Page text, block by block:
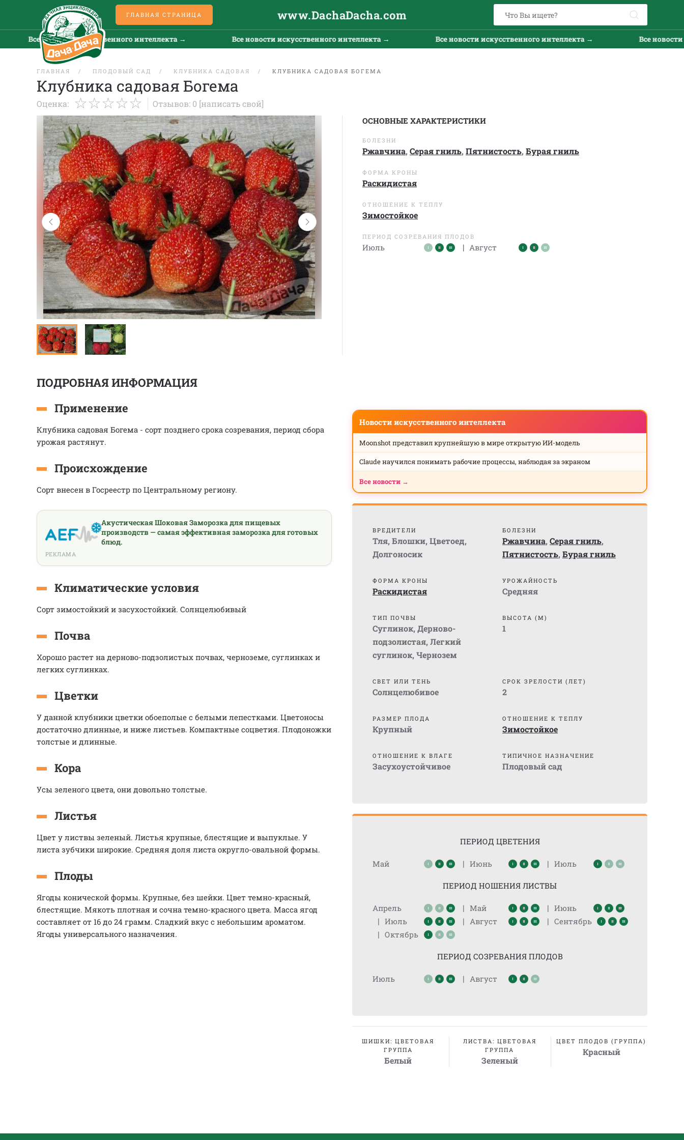
ГЛАВНАЯ СТРАНИЦА www.DachaDacha.com
Все новости искусственного интеллекта → Все новости искусственного интеллекта → Все новости искусственного интеллекта → Все новости
ГЛАВНАЯ ПЛОДОВЫЙ САД КЛУБНИКА САДОВАЯ КЛУБНИКА САДОВАЯ БОГЕМА
Клубника садовая Богема
Оценка: Отзывов: 0 [написать свой]
ОСНОВНЫЕ ХАРАКТЕРИСТИКИ
БОЛЕЗНИ
Ржавчина, Серая гниль, Пятнистость, Бурая гниль
ФОРМА КРОНЫ
Раскидистая
ОТНОШЕНИЕ К ТЕПЛУ
Зимостойкое
ПЕРИОД СОЗРЕВАНИЯ ПЛОДОВ
Июль | Август
ПОДРОБНАЯ ИНФОРМАЦИЯ
Применение
Клубника садовая Богема - сорт позднего срока созревания, период сбора
урожая растянут.
Происхождение
Сорт внесен в Госреестр по Центральному региону.
Акустическая Шоковая Заморозка для пищевых
производств — самая эффективная заморозка для готовых
блюд.
РЕКЛАМА
Климатические условия
Сорт зимостойкий и засухостойкий. Солнцелюбивый
Почва
Хорошо растет на дерново-подзолистых почвах, черноземе, суглинках и
легких суглинках.
Цветки
У данной клубники цветки обоеполые с белыми лепестками. Цветоносы
достаточно длинные, и ниже листьев. Компактные соцветия. Плодоножки
толстые и длинные.
Кора
Усы зеленого цвета, они довольно толстые.
Листья
Цвет у листвы зеленый. Листья крупные, блестящие и выпуклые. У
листа зубчики широкие. Средняя доля листа округло-овальной формы.
Плоды
Ягоды конической формы. Крупные, без шейки. Цвет темно-красный,
блестящие. Мякоть плотная и сочна темно-красного цвета. Масса ягод
составляет от 16 до 24 грамм. Сладкий вкус с небольшим ароматом.
Ягоды универсального назначения.
Новости искусственного интеллекта
Moonshot представил крупнейшую в мире открытую ИИ-модель
Claude научился понимать рабочие процессы, наблюдая за экраном
Все новости →
ВРЕДИТЕЛИ
Тля, Блошки, Цветоед,
Долгоносик
БОЛЕЗНИ
Ржавчина, Серая гниль,
Пятнистость, Бурая гниль
ФОРМА КРОНЫ
Раскидистая
УРОЖАЙНОСТЬ
Средняя
ТИП ПОЧВЫ
Суглинок, Дерново-
подзолистая, Легкий
суглинок, Чернозем
ВЫСОТА (М)
1
СВЕТ ИЛИ ТЕНЬ
Солнцелюбивое
СРОК ЗРЕЛОСТИ (ЛЕТ)
2
РАЗМЕР ПЛОДА
Крупный
ОТНОШЕНИЕ К ТЕПЛУ
Зимостойкое
ОТНОШЕНИЕ К ВЛАГЕ
Засухоустойчивое
ТИПИЧНОЕ НАЗНАЧЕНИЕ
Плодовый сад
ПЕРИОД ЦВЕТЕНИЯ
Май | Июнь | Июль
ПЕРИОД НОШЕНИЯ ЛИСТВЫ
Апрель | Май | Июнь
| Июль | Август | Сентябрь
| Октябрь
ПЕРИОД СОЗРЕВАНИЯ ПЛОДОВ
Июль | Август
ШИШКИ: ЦВЕТОВАЯ
ГРУППА
Белый
ЛИСТВА: ЦВЕТОВАЯ
ГРУППА
Зеленый
ЦВЕТ ПЛОДОВ (ГРУППА)
Красный